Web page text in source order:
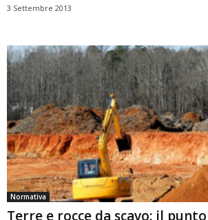
3 Settembre 2013
Normativa
Terre e rocce da scavo: il